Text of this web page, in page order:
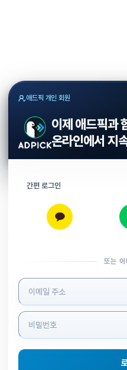
애드픽 개인 회원
이제 애드픽과
온라인에서 지
간편 로그인
또는
로그인 정보 입력